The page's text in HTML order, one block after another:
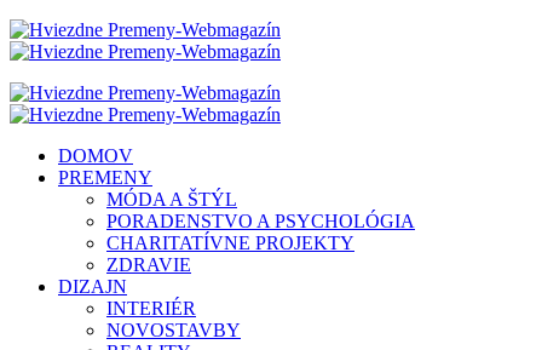
DOMOV
PREMENY
MÓDA A ŠTÝL
PORADENSTVO A PSYCHOLÓGIA
CHARITATÍVNE PROJEKTY
ZDRAVIE
DIZAJN
INTERIÉR
NOVOSTAVBY